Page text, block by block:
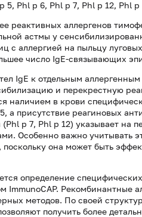
5, Phl p 6, Phl p 7, Phl p 12, Phl p
реактивных аллергенов
астмы у
с аллергией на пыльцу
число IgE-связывающих
IgE к отдельным
и перекрестную
наличием в крови
а присутствие реагиновых
p 7, Phl p 12) указывает на
Особенно важно учитывать
она может быть
определение
ImmunoCAP. Рекомбинантные
методов. По своей
получить более